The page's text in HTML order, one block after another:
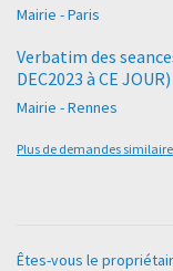
Mairie - Paris
Verbatim des
DEC2023 à CE JOUR)
Mairie - Rennes
Plus de demandes
Êtes-vous le